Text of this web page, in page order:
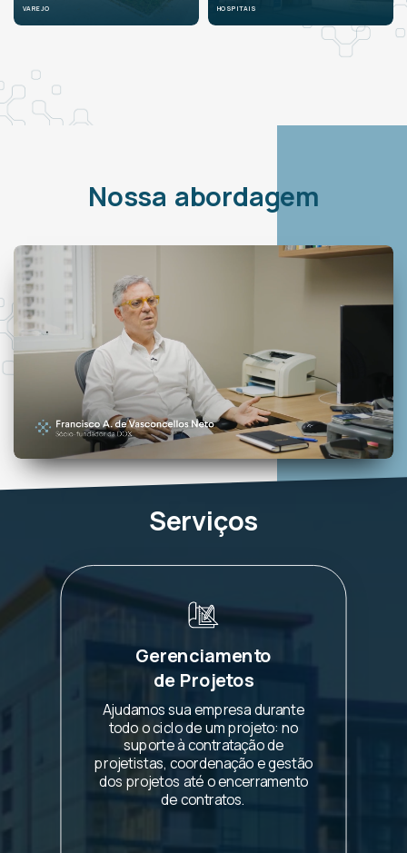
VAREJO HOSPITAIS
Nossa abordagem
Serviços
Gerenciamento
de Projetos
Ajudamos sua empresa durante
todo o ciclo de um projeto: no
suporte à contratação de
projetistas, coordenação e gestão
dos projetos até o encerramento
de contratos.